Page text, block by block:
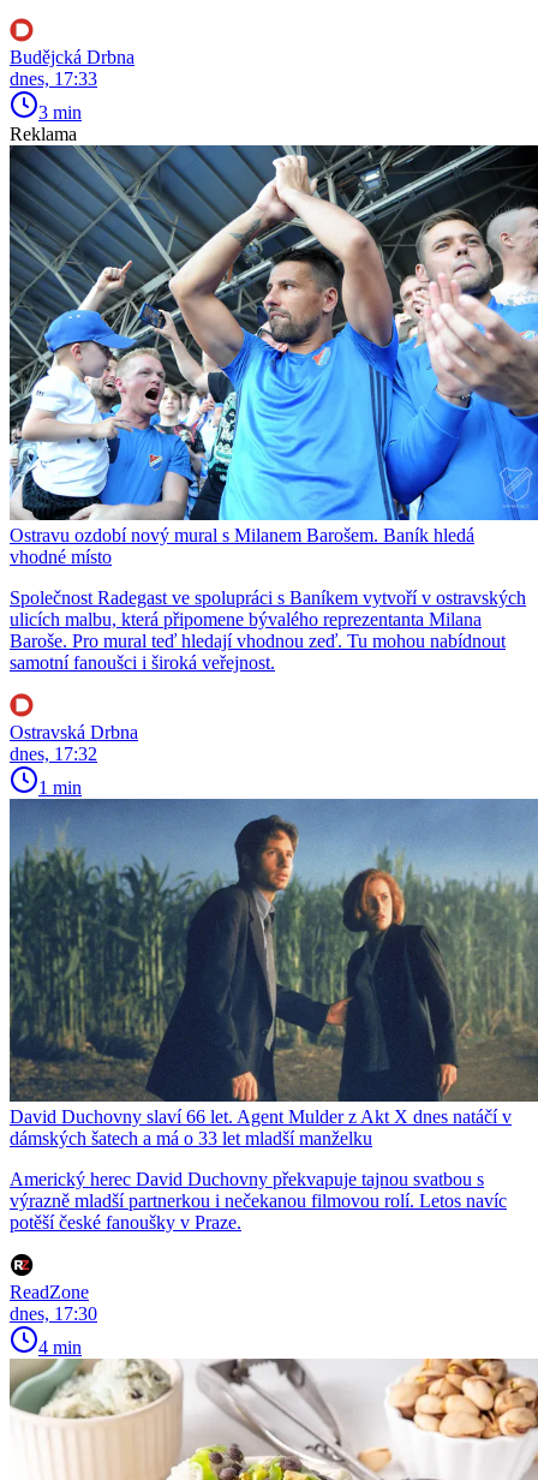
Budějcká Drbna
dnes, 17:33
3 min
Reklama
Ostravu ozdobí nový mural s Milanem Barošem. Baník hledá
vhodné místo
Společnost Radegast ve spolupráci s Baníkem vytvoří v ostravských
ulicích malbu, která připomene bývalého reprezentanta Milana
Baroše. Pro mural teď hledají vhodnou zeď. Tu mohou nabídnout
samotní fanoušci i široká veřejnost.
Ostravská Drbna
dnes, 17:32
1 min
David Duchovny slaví 66 let. Agent Mulder z Akt X dnes natáčí v
dámských šatech a má o 33 let mladší manželku
Americký herec David Duchovny překvapuje tajnou svatbou s
výrazně mladší partnerkou i nečekanou filmovou rolí. Letos navíc
potěší české fanoušky v Praze.
ReadZone
dnes, 17:30
4 min